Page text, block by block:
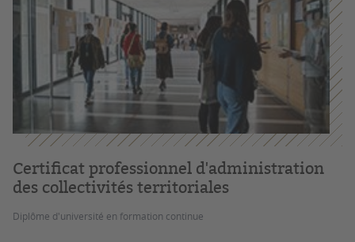
Certificat professionnel d'administration
des collectivités territoriales
Diplôme d'université en formation continue